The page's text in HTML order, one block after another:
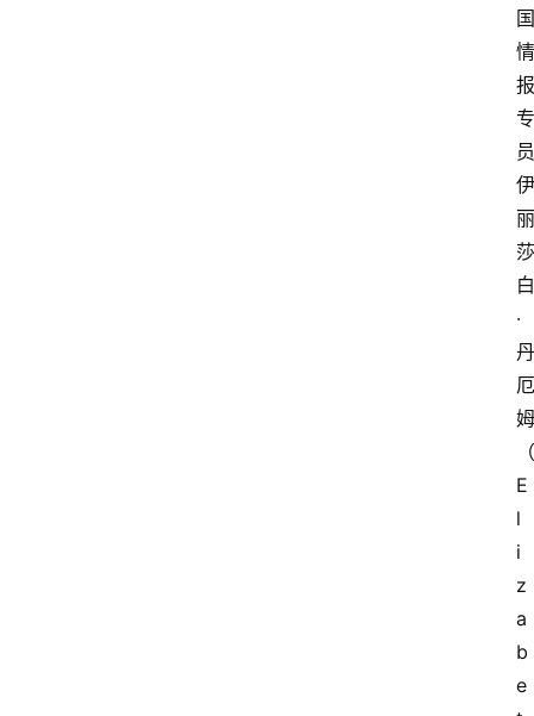
国
情
报
专
员
伊
丽
莎
白
·
丹
厄
姆
（
E
l
i
z
a
b
e